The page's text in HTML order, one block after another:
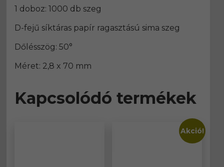
1 doboz: 1000 db szeg
D-fejű síktáras papír ragasztású sima szeg
Dőlésszög: 50°
Méret: 2,8 x 70 mm
Kapcsolódó termékek
Akció!